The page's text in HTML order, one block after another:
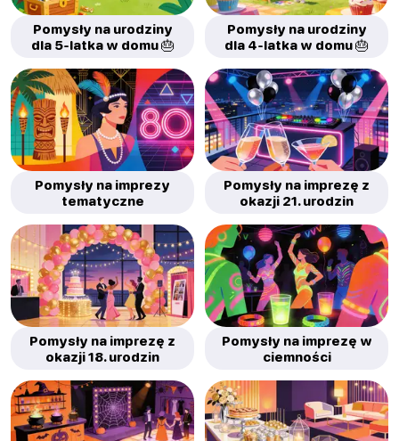
Pomysły na urodziny
dla 5-latka w domu 🎂
Pomysły na urodziny
dla 4-latka w domu 🎂
Pomysły na imprezy
tematyczne
Pomysły na imprezę z
okazji 21. urodzin
Pomysły na imprezę z
okazji 18. urodzin
Pomysły na imprezę w
ciemności